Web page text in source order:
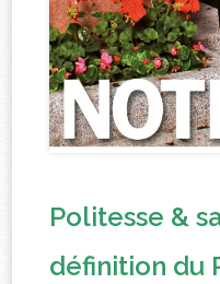
Politesse &
définition du